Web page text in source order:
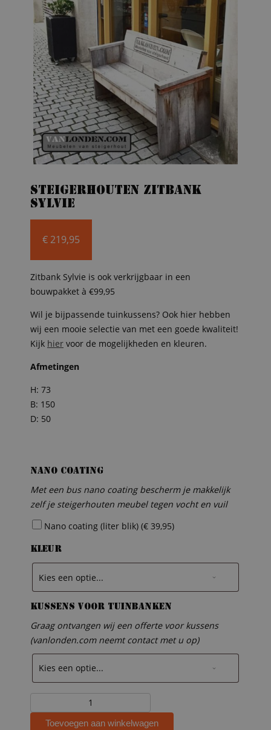
Steigerhouten zitbank
Sylvie
€219,95
Zitbank Sylvie is ook verkrijgbaar in een
bouwpakket à €99,95
Wil je bijpassende tuinkussens? Ook hier hebben
wij een mooie selectie van met een goede kwaliteit!
Kijk hier voor de mogelijkheden en kleuren.
Afmetingen
H: 73
B: 150
D: 50
Nano coating
Met een bus nano coating bescherm je makkelijk
zelf je steigerhouten meubel tegen vocht en vuil
Nano coating (liter blik) (€ 39,95)
Kleur
Kussens voor tuinbanken
Graag ontvangen wij een offerte voor kussens
(vanlonden.com neemt contact met u op)
zitbank
Toevoegen aan winkelwagen